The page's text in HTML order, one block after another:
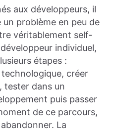
aux développeurs, il
problème en peu de
véritablement self-
individuel,
étapes :
créer
tester dans un
puis passer
de ce parcours,
La